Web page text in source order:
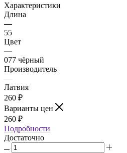
Характеристики
Длина
—
55
Цвет
—
077 чёрный
Производитель
—
Латвия
260 ₽
Варианты цен
260 ₽
Подробности
Достаточно